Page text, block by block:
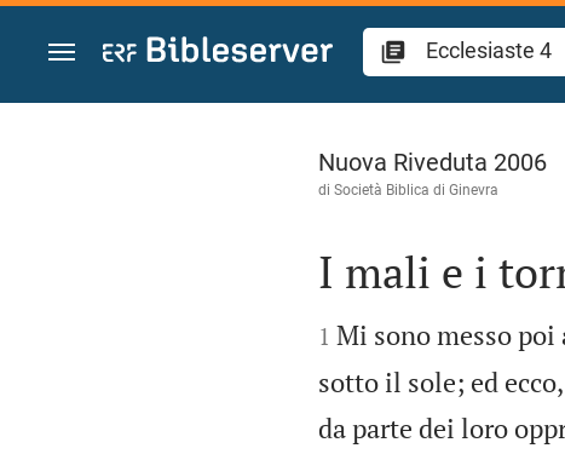
Vai al contenuto
Ecclesiaste 4
Nuova Riveduta 2006
di Società Biblica di Ginevra

I mali e i

1 Mi sono messo
sotto il sole; ed
da parte dei loro